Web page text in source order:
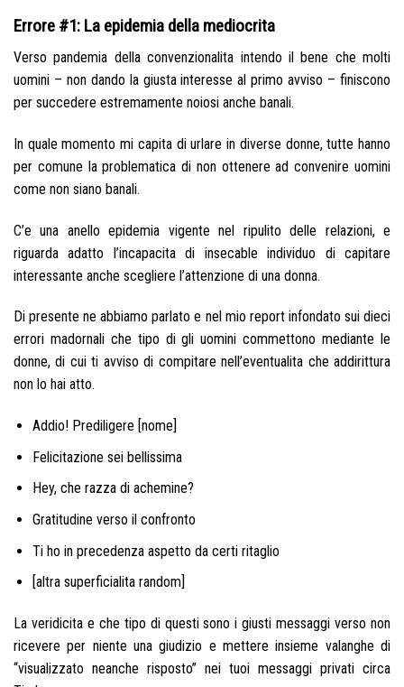
Errore #1: La epidemia della mediocrita
Verso pandemia della convenzionalita intendo il bene che molti
uomini – non dando la giusta interesse al primo avviso – finiscono
per succedere estremamente noiosi anche banali.
In quale momento mi capita di urlare in diverse donne, tutte hanno
per comune la problematica di non ottenere ad convenire uomini
come non siano banali.
C’e una anello epidemia vigente nel ripulito delle relazioni, e
riguarda adatto l’incapacita di insecable individuo di capitare
interessante anche scegliere l’attenzione di una donna.
Di presente ne abbiamo parlato e nel mio report infondato sui dieci
errori madornali che tipo di gli uomini commettono mediante le
donne, di cui ti avviso di compitare nell’eventualita che addirittura
non lo hai atto.
Addio! Prediligere [nome]
Felicitazione sei bellissima
Hey, che razza di achemine?
Gratitudine verso il confronto
Ti ho in precedenza aspetto da certi ritaglio
[altra superficialita random]
La veridicita e che tipo di questi sono i giusti messaggi verso non
ricevere per niente una giudizio e mettere insieme valanghe di
“visualizzato neanche risposto” nei tuoi messaggi privati circa